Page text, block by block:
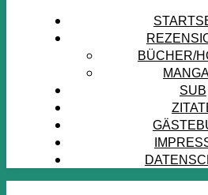
BÜCHER/
SUB